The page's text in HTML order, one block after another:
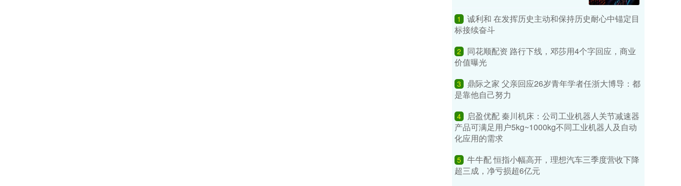
1
诚利和 在发挥历史主动和保持历史耐心中锚定目
标接续奋斗
2
同花顺配资 路行下线，邓莎用4个字回应，商业
价值曝光
3
鼎际之家 父亲回应26岁青年学者任浙大博导：都
是靠他自己努力
4
启盈优配 秦川机床：公司工业机器人关节减速器
产品可满足用户5kg~1000kg不同工业机器人及自动
化应用的需求
5 牛牛配 恒指小幅高开，理想汽车三季度营收下降
超三成，净亏损超6亿元